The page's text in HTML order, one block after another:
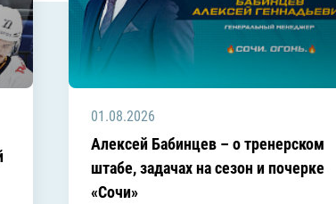
01.08.2026
Алексей Бабинцев – о тренерском
штабе, задачах на сезон и почерке
«Сочи»